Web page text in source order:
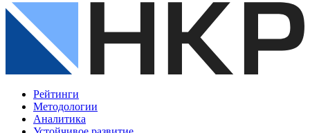
Рейтинги
Методологии
Аналитика